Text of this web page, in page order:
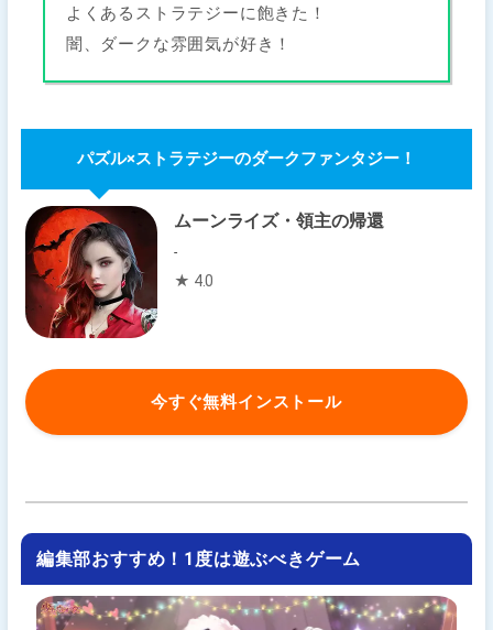
よくあるストラテジーに飽きた！
闇、ダークな雰囲気が好き！
パズル×ストラテジーのダークファンタジー！
ムーンライズ・領主の帰還
-
★ 4.0
今すぐ無料インストール
編集部おすすめ！1度は遊ぶべきゲーム